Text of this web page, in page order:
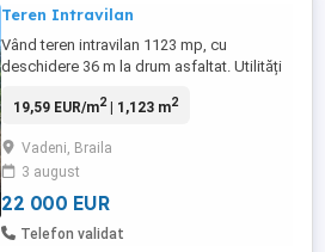
Teren Intravilan
Vând teren intravilan 1123 mp, cu
deschidere 36 m la drum asfaltat. Utilități
liniștită și acces facil Acte la zi Preț: 22.000
19,59 EUR/m2| 1,123 m2
Vadeni, Braila
3 august
22 000 EUR
Telefon validat